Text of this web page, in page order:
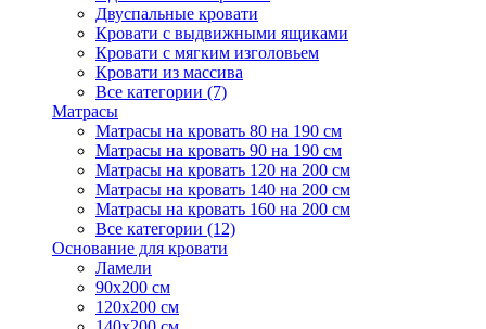
Двуспальные кровати
Кровати с выдвижными ящиками
Кровати с мягким изголовьем
Кровати из массива
Все категории (7)
Матрасы
Матрасы на кровать 80 на 190 см
Матрасы на кровать 90 на 190 см
Матрасы на кровать 120 на 200 см
Матрасы на кровать 140 на 200 см
Матрасы на кровать 160 на 200 см
Все категории (12)
Основание для кровати
Ламели
90х200 см
120х200 см